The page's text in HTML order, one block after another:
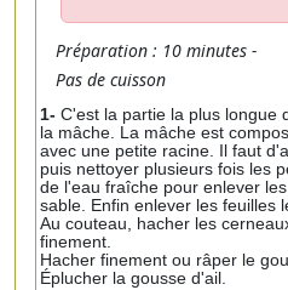
Préparation : 10 minutes -
Pas de cuisson
1- C'est la partie la plus longue
la mâche. La mâche est
avec une petite racine. Il faut
puis nettoyer plusieurs fois les
de l'eau fraîche pour enlever
sable. Enfin enlever les feuilles
Au couteau, hacher les
finement.
Hacher finement ou râper le
Éplucher la gousse d'ail.